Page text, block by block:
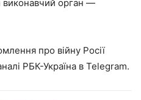
виконавчий орган —
про війну Росії
РБК-Україна в Telegram.